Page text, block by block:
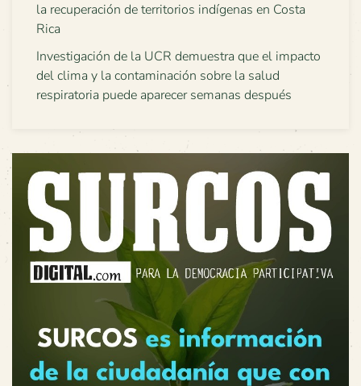
la recuperación de territorios indígenas en Costa
Rica
Investigación de la UCR demuestra que el impacto
del clima y la contaminación sobre la salud
respiratoria puede aparecer semanas después